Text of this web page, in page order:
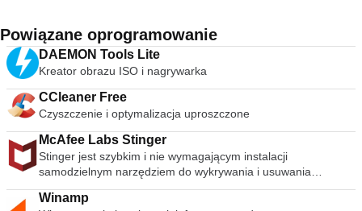
Powiązane oprogramowanie
DAEMON Tools Lite
Kreator obrazu ISO i nagrywarka
CCleaner Free
Czyszczenie i optymalizacja uproszczone
McAfee Labs Stinger
Stinger jest szybkim i nie wymagającym instalacji
samodzielnym narzędziem do wykrywania i usuwania
powszechnego złośliwego oprogramowania i zagrożeń,
idealne, jeśli komputer jest już zainfekowany. Chociaż Stinger
Winamp